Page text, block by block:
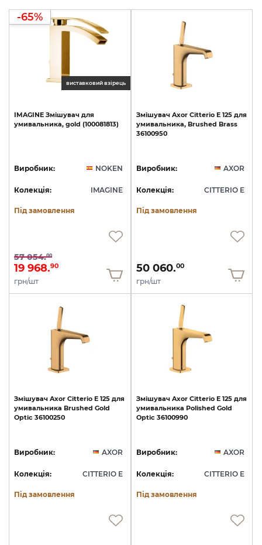
виставковий взірець
-65%
IMAGINE Змішувач для
умивальника, gold (100081813)
Виробник: NOKEN
Колекція: IMAGINE
Під замовлення
57 054.00
19 968.90
грн/шт
Змішувач Axor Citterio E 125 для
умивальника, Brushed Brass
36100950
Виробник: AXOR
Колекція: CITTERIO E
Під замовлення
50 060.00
грн/шт
Змішувач Axor Citterio E 125 для
умивальника Brushed Gold
Optic 36100250
Виробник: AXOR
Колекція: CITTERIO E
Під замовлення
Змішувач Axor Citterio E 125 для
умивальника Polished Gold
Optic 36100990
Виробник: AXOR
Колекція: CITTERIO E
Під замовлення